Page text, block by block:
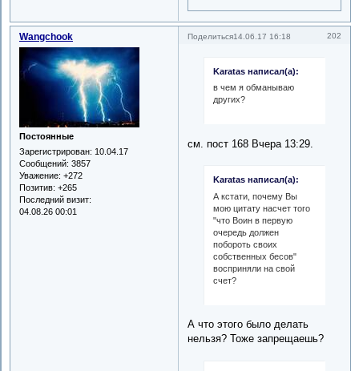
Поделиться 202
14.06.17 16:18
Wangchook
Постоянные
Зарегистрирован: 10.04.17
Сообщений: 3857
Уважение: +272
Позитив: +265
Последний визит:
04.08.26 00:01
Karatas написал(а):
в чем я обманываю
других?
см. пост 168 Вчера 13:29.
Karatas написал(а):
А кстати, почему Вы
мою цитату насчет того
"что Воин в первую
очередь должен
побороть своих
собственных бесов"
восприняли на свой
счет?
А что этого было делать
нельзя? Тоже запрещаешь?